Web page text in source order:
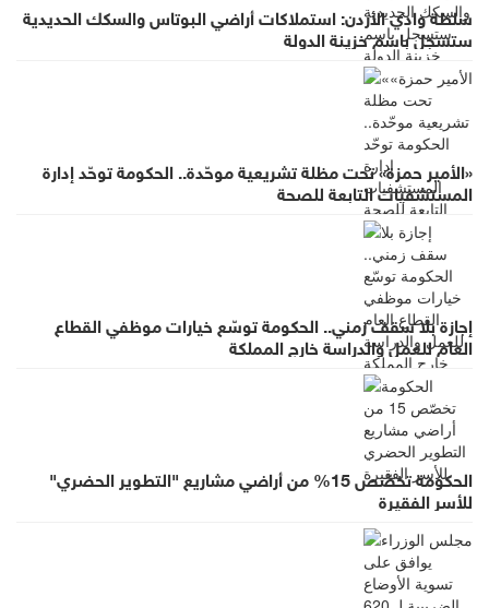
سلطة وادي الأردن: استملاكات أراضي البوتاس والسكك الحديدية
ستسجل باسم خزينة الدولة
«الأمير حمزة» تحت مظلة تشريعية موحّدة.. الحكومة توحّد إدارة
المستشفيات التابعة للصحة
إجازة بلا سقف زمني.. الحكومة توسّع خيارات موظفي القطاع
العام للعمل والدراسة خارج المملكة
الحكومة تخصّص 15% من أراضي مشاريع "التطوير الحضري"
للأسر الفقيرة